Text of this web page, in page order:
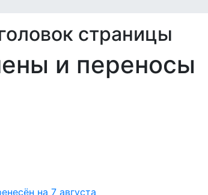
страницы
и переносы
на 7 августа